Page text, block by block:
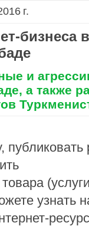
г.
бизнеса
и
а также
узнать